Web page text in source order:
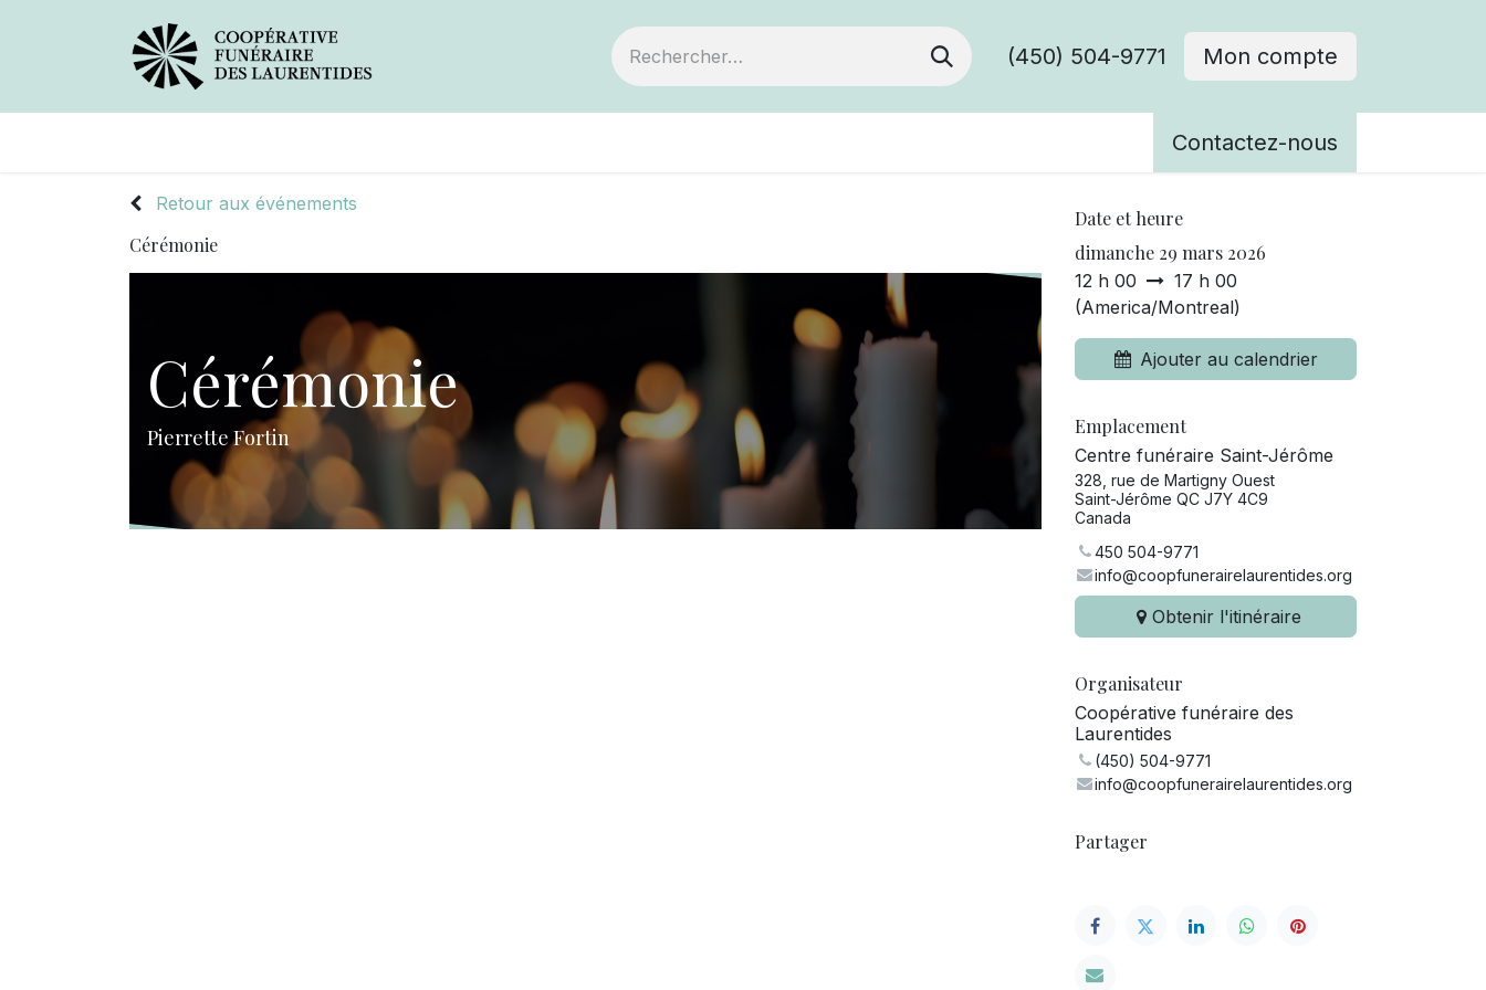
(450) 504-9771 Mon compte
Contactez-nous
Retour aux événements
Cérémonie
Cérémonie
Pierrette Fortin
Date et heure
dimanche 29 mars 2026
12 h 00
17 h 00
(America/Montreal)
Ajouter au calendrier
Emplacement
Centre funéraire Saint-Jérôme
328, rue de Martigny Ouest
Saint-Jérôme QC J7Y 4C9
Canada
450 504-9771
info@coopfunerairelaurentides.org
Obtenir l'itinéraire
Organisateur
Coopérative funéraire des
Laurentides
(450) 504-9771
info@coopfunerairelaurentides.org
Partager